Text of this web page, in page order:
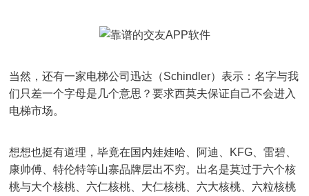
当然，还有一家电梯公司迅达（Schindler）表示：名字与我
们只差一个字母是几个意思？要求西莫夫保证自己不会进入
电梯市场。
想想也挺有道理，毕竟在国内娃娃哈、阿迪、KFG、雷碧、
康帅傅、特伦特等山寨品牌层出不穷。出名是莫过于六个核
桃与大个核桃、六仁核桃、大仁核桃、六大核桃、六粒核桃